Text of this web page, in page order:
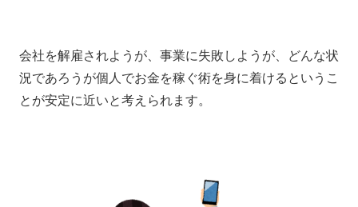
会社を解雇されようが、事業に失敗しようが、どんな状
況であろうが個人でお金を稼ぐ術を身に着けるというこ
とが安定に近いと考えられます。